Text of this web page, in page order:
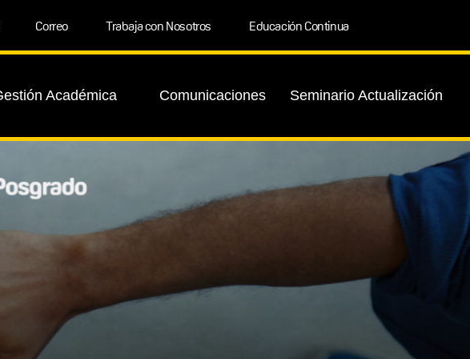
Correo Trabaja con Nosotros Educación Continua
Académica Comunicaciones Seminario Actualización